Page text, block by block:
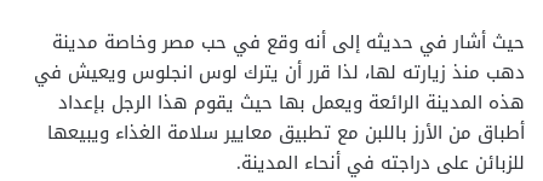
حيث أشار في حديثه إلى أنه وقع في حب مصر وخاصة مدينة
دهب منذ زيارته لها، لذا قرر أن يترك لوس انجلوس ويعيش في
هذه المدينة الرائعة ويعمل بها حيث يقوم هذا الرجل بإعداد
أطباق من الأرز باللبن مع تطبيق معايير سلامة الغذاء ويبيعها
للزبائن على دراجته في أنحاء المدينة.